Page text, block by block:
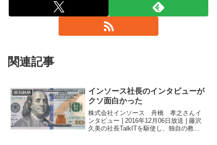
関連記事
個別銘柄
インソース社長のインタビューが
クソ面白かった
株式会社インソース 舟橋 孝之さんイ
ンタビュー | 2016年12月06日放送 | 藤沢
久美の社長TalkITを駆使し、独自の教育